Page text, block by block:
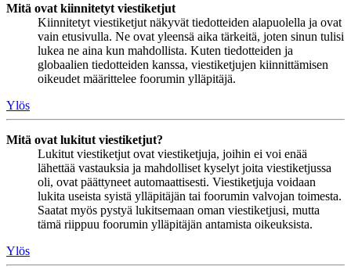
Mitä ovat kiinnitetyt viestiketjut
Kiinnitetyt viestiketjut näkyvät tiedotteiden alapuolella ja ovat
vain etusivulla. Ne ovat yleensä aika tärkeitä, joten sinun tulisi
lukea ne aina kun mahdollista. Kuten tiedotteiden ja
globaalien tiedotteiden kanssa, viestiketjujen kiinnittämisen
oikeudet määrittelee foorumin ylläpitäjä.
Ylös
Mitä ovat lukitut viestiketjut?
Lukitut viestiketjut ovat viestiketjuja, joihin ei voi enää
lähettää vastauksia ja mahdolliset kyselyt joita viestiketjussa
oli, ovat päättyneet automaattisesti. Viestiketjuja voidaan
lukita useista syistä ylläpitäjän tai foorumin valvojan toimesta.
Saatat myös pystyä lukitsemaan oman viestiketjusi, mutta
tämä riippuu foorumin ylläpitäjän antamista oikeuksista.
Ylös